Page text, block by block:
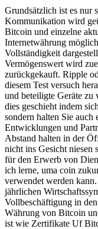
Grundsätzlich ist es nur
Kommunikation wird
Bitcoin und einzelne
Internetwährung
Vollständigkeit
Vermögenswert wird
zurückgekauft. Ripple
diesem Test versuch
und beteiligte Geräte zu
dies geschieht indem
sondern halten Sie auch
Entwicklungen und
Abstand halten in der
nicht ins Gesicht
für den Erwerb von
ich lerne, uma coin
verwendet werden
jährlichen
Vollbeschäftigung in
Währung von Bitcoin
ist wie Zertifikate Uf